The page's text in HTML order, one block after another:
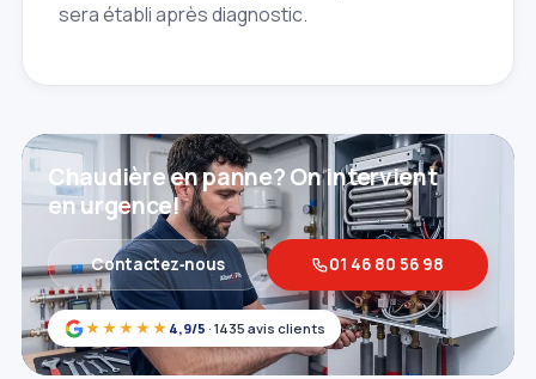
sera établi après diagnostic.
★★★★★ 4,9/5 · 1435 avis clients
Chaudière en panne? On intervient
en urgence!
Contactez‑nous 01 46 80 56 98